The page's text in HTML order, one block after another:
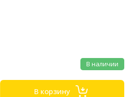
В наличии
В корзину